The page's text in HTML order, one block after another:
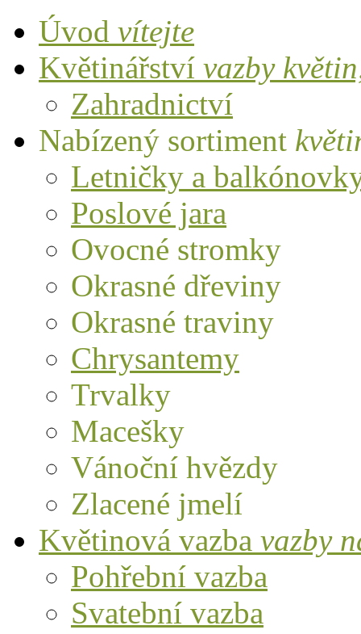
Úvod vítejte
Květinářství vazby
Zahradnictví
Nabízený sortiment
Letničky a
Poslové jara
Ovocné stromky
Okrasné dřeviny
Okrasné traviny
Chrysantemy
Trvalky
Macešky
Vánoční hvězdy
Zlacené jmelí
Květinová vazba vazby
Pohřební vazba
Svatební vazba